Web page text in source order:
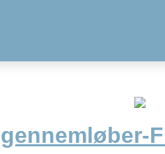
gennemløber-